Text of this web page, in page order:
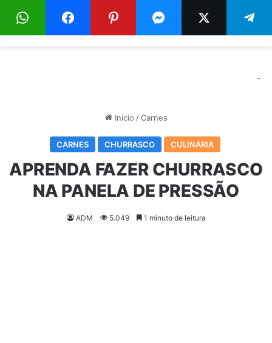
Menu
-
Início / Carnes
CARNES CHURRASCO CULINÁRIA
APRENDA FAZER CHURRASCO
NA PANELA DE PRESSÃO
ADM 5.049 1 minuto de leitura